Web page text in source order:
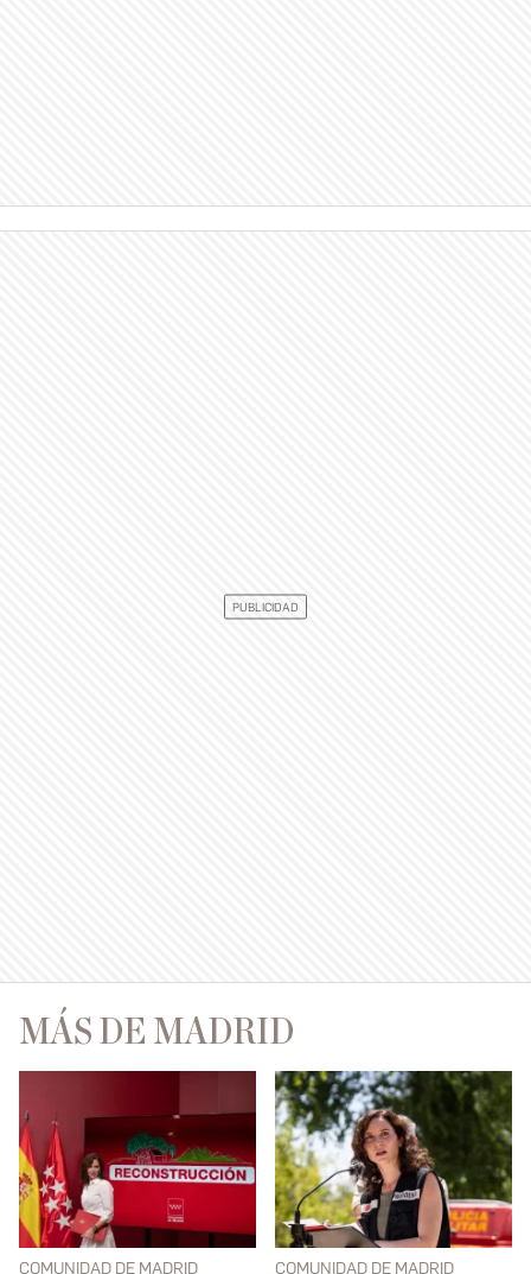
MÁS DE MADRID
COMUNIDAD DE MADRID COMUNIDAD DE MADRID